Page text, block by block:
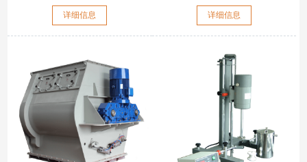
详细信息 详细信息